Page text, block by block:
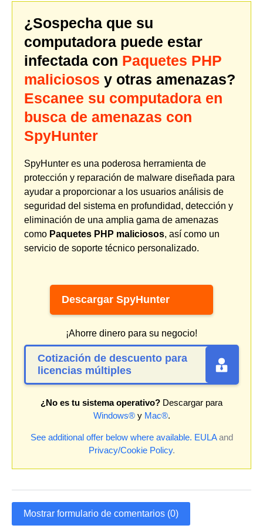
¿Sospecha que su
computadora puede estar
infectada con Paquetes PHP
maliciosos y otras amenazas?
Escanee su computadora en
busca de amenazas con
SpyHunter
SpyHunter es una poderosa herramienta de
protección y reparación de malware diseñada para
ayudar a proporcionar a los usuarios análisis de
seguridad del sistema en profundidad, detección y
eliminación de una amplia gama de amenazas
como Paquetes PHP maliciosos, así como un
servicio de soporte técnico personalizado.
Descargar SpyHunter
¡Ahorre dinero para su negocio!
Cotización de descuento para
licencias múltiples
¿No es tu sistema operativo? Descargar para
Windows®y Mac®.
See additional offer below where available. EULAand
Privacy/Cookie Policy.
Mostrar formulario de comentarios (0)